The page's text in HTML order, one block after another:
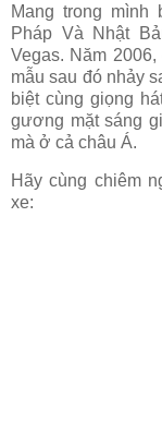
Mang trong mình
Pháp Và Nhật
Vegas. Năm
mẫu sau đó nhảy
biệt cùng giọng
gương mặt sáng
mà ở cả châu Á.
Hãy cùng chiêm
xe: